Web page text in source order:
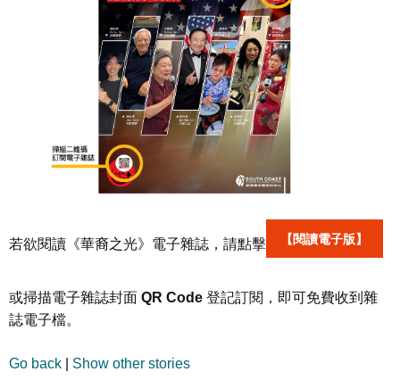
若欲閱讀《華裔之光》電子雜誌，請點擊 【閱讀電子版】
或掃描電子雜誌封面 QR Code 登記訂閱，即可免費收到雜
誌電子檔。
Go back Show other stories